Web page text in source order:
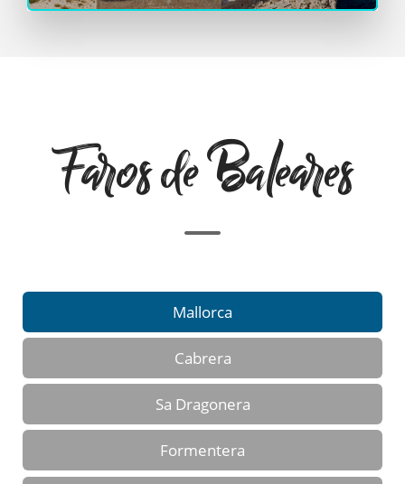
Faros de Baleares
Mallorca
Cabrera
Sa Dragonera
Formentera